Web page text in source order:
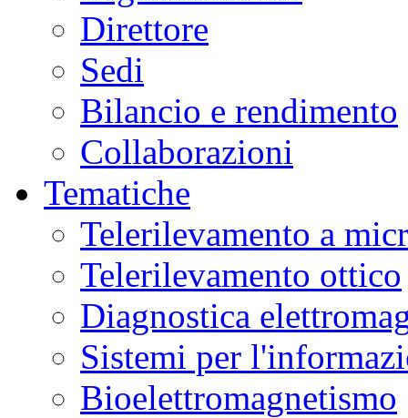
Direttore
Sedi
Bilancio e rendimento
Collaborazioni
Tematiche
Telerilevamento a
Telerilevamento ottico
Diagnostica
Sistemi per
Bioelettromagnetismo